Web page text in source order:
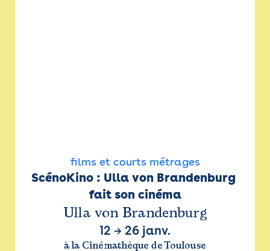
films et courts métrages
ScénoKino : Ulla von Brandenburg
fait son cinéma
Ulla von Brandenburg
12 → 26 janv.
à la Cinémathèque de Toulouse